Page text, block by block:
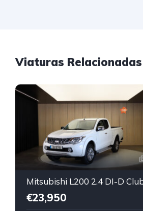
Viaturas Relacionadas
€23,950